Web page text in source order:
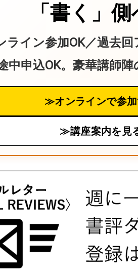
「書く」
ライン参加OK／過去
中申込OK。豪華講師
≫オンラインで参
≫講座案内を見